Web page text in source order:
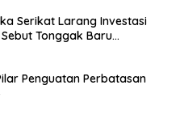
Serikat Larang Investasi
Tonggak Baru
Penguatan Perbatasan